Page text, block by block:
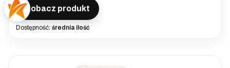
Zobacz produkt
Dostępność: średnia ilość